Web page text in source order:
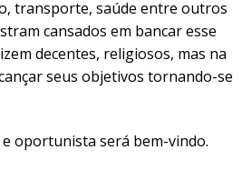
transporte, saúde entre outros
cansados em bancar esse
decentes, religiosos, mas na
seus objetivos tornando-se
oportunista será bem-vindo.